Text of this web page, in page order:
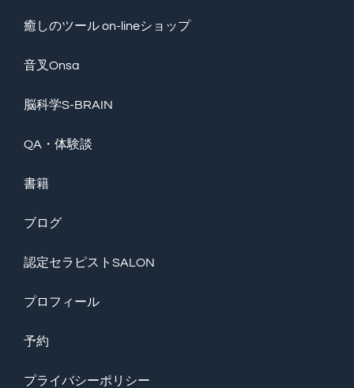
癒しのツール on-lineショップ
音叉Onsa
脳科学S-BRAIN
QA・体験談
書籍
ブログ
認定セラピストSALON
プロフィール
予約
プライバシーポリシー